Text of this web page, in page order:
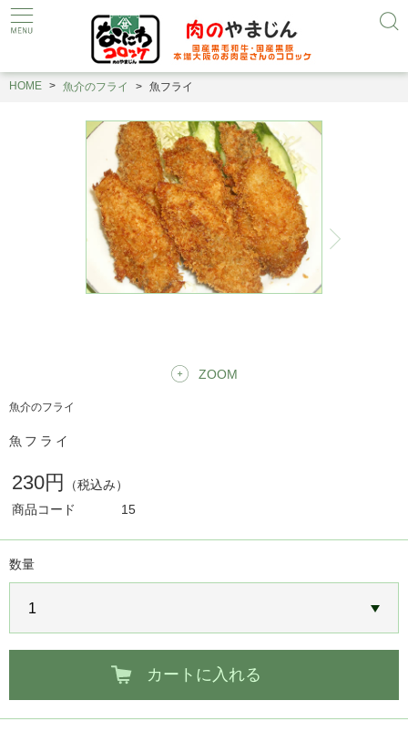
HOME 魚介のフライ 魚フライ
ZOOM
魚介のフライ
魚フライ
230円
（税込み）
商品コード
15
数量
カートに入れる